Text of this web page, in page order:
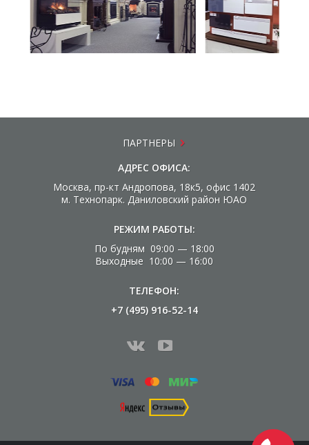
ПАРТНЕРЫ
АДРЕС ОФИСА:
Москва, пр-кт Андропова, 18к5, офис 1402
м. Технопарк. Даниловский район ЮАО
РЕЖИМ РАБОТЫ:
По будням 09:00 — 18:00
Выходные 10:00 — 16:00
ТЕЛЕФОН:
+7 (495) 916-52-14